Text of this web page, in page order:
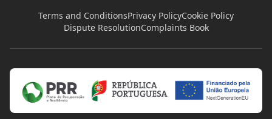
Terms and ConditionsPrivacy PolicyCookie Policy
Dispute ResolutionComplaints Book